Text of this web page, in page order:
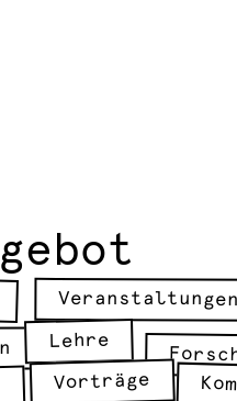
Veranstaltungen
Lehre
Vorträge